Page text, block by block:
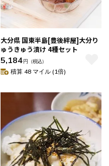
大分県 国東半島[豊後絆屋]大分り
ゅうきゅう漬け 4種セット
5,184円 （税込）
積算 48 マイル (1倍)